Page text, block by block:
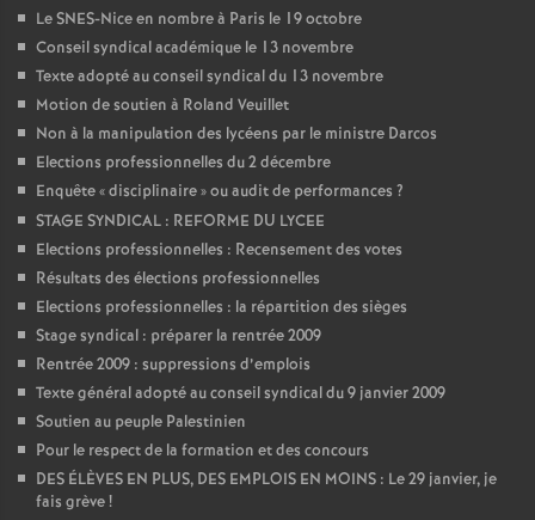
Le SNES-Nice en nombre à Paris le 19 octobre
Conseil syndical académique le 13 novembre
Texte adopté au conseil syndical du 13 novembre
Motion de soutien à Roland Veuillet
Non à la manipulation des lycéens par le ministre Darcos
Elections professionnelles du 2 décembre
Enquête «disciplinaire» ou audit de performances ?
STAGE SYNDICAL : REFORME DU LYCEE
Elections professionnelles : Recensement des votes
Résultats des élections professionnelles
Elections professionnelles : la répartition des sièges
Stage syndical : préparer la rentrée 2009
Rentrée 2009 : suppressions d’emplois
Texte général adopté au conseil syndical du 9 janvier 2009
Soutien au peuple Palestinien
Pour le respect de la formation et des concours
DES ÉLÈVES EN PLUS, DES EMPLOIS EN MOINS : Le 29 janvier, je
fais grève!